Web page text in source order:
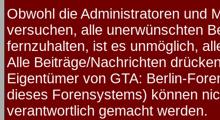
Obwohl die Administratoren und
versuchen, alle unerwünschten
fernzuhalten, ist es unmöglich,
Alle Beiträge/Nachrichten
Eigentümer von GTA: Berlin-
dieses Forensystems) können
verantwortlich gemacht werden.